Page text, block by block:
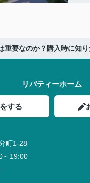
重要なのか？購入時に知
リバティーホーム
する
町1-28
～19:00